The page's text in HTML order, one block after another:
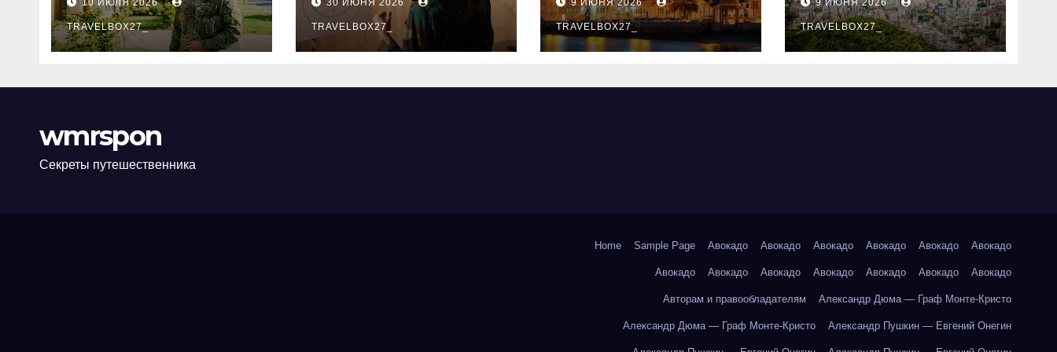
программе НИС и
перечень
аккредитованных
10 ИЮЛЯ 2026
TRAVELBOX27_
новый уровень
праздника и
командного духа
30 ИЮНЯ 2026
TRAVELBOX27_
9 ИЮНЯ 2026
TRAVELBOX27_
знали
9 ИЮНЯ 2026
TRAVELBOX27_
wmrspon
Секреты путешественника
Home Sample Page Авокадо Авокадо Авокадо Авокадо Авокадо Авокадо
Авокадо Авокадо Авокадо Авокадо Авокадо Авокадо Авокадо
Авторам и правообладателям Александр Дюма — Граф Монте-Кристо
Александр Дюма — Граф Монте-Кристо Александр Пушкин — Евгений Онегин